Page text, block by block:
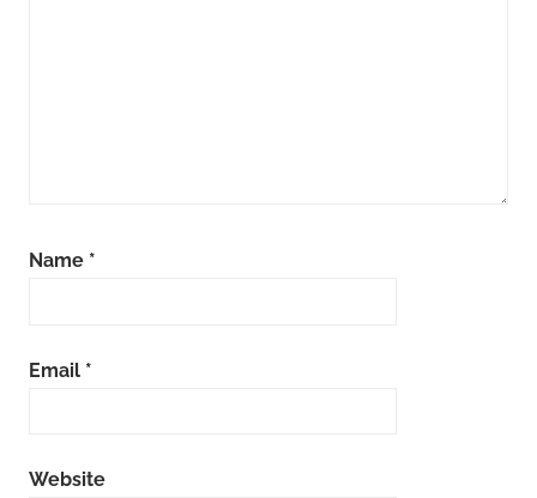
Name *
Email *
Website